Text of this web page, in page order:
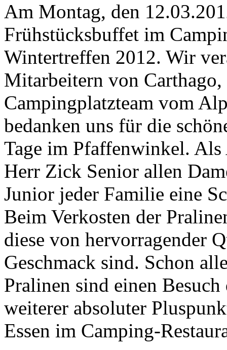
Am Montag, den
Frühstücksbuffet im
Wintertreffen 2012. Wir
Mitarbeitern von
Campingplatzteam vom
bedanken uns für die
Tage im Pfaffenwinkel. Als
Herr Zick Senior allen
Junior jeder Familie eine
Beim Verkosten der
diese von hervorragender
Geschmack sind. Schon
Pralinen sind einen
weiterer absoluter
Essen im Camping-